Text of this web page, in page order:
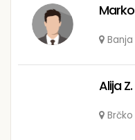
Marko
Banja
Alija Z.
Brčko